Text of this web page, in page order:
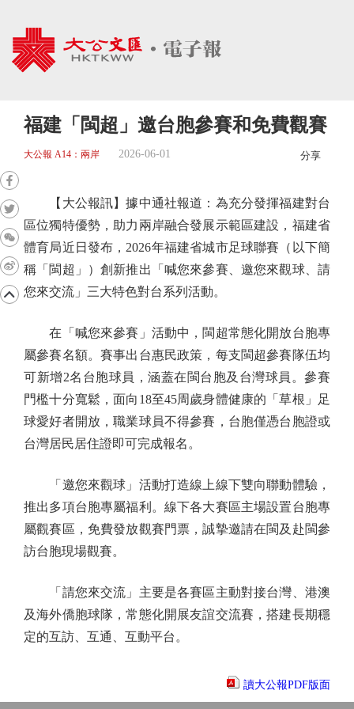
福建「閩超」邀台胞參賽和免費觀賽
大公報 A14：兩岸 2026-06-01 分享
【大公報訊】據中通社報道：為充分發揮福建對台
區位獨特優勢，助力兩岸融合發展示範區建設，福建省
體育局近日發布，2026年福建省城市足球聯賽（以下簡
稱「閩超」）創新推出「喊您來參賽、邀您來觀球、請
您來交流」三大特色對台系列活動。
在「喊您來參賽」活動中，閩超常態化開放台胞專
屬參賽名額。賽事出台惠民政策，每支閩超參賽隊伍均
可新增2名台胞球員，涵蓋在閩台胞及台灣球員。參賽
門檻十分寬鬆，面向18至45周歲身體健康的「草根」足
球愛好者開放，職業球員不得參賽，台胞僅憑台胞證或
台灣居民居住證即可完成報名。
「邀您來觀球」活動打造線上線下雙向聯動體驗，
推出多項台胞專屬福利。線下各大賽區主場設置台胞專
屬觀賽區，免費發放觀賽門票，誠摯邀請在閩及赴閩參
訪台胞現場觀賽。
「請您來交流」主要是各賽區主動對接台灣、港澳
及海外僑胞球隊，常態化開展友誼交流賽，搭建長期穩
定的互訪、互通、互動平台。
讀大公報PDF版面